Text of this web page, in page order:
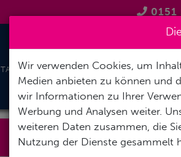
0151
TAUCHREISEN PODCAST
Werde ein
Wir verwenden Cookies, um
Medien anbieten zu können und
wir Informationen zu Ihrer
Werbung und Analysen weiter.
weiteren Daten zusammen, die
Nutzung der Dienste gesammelt